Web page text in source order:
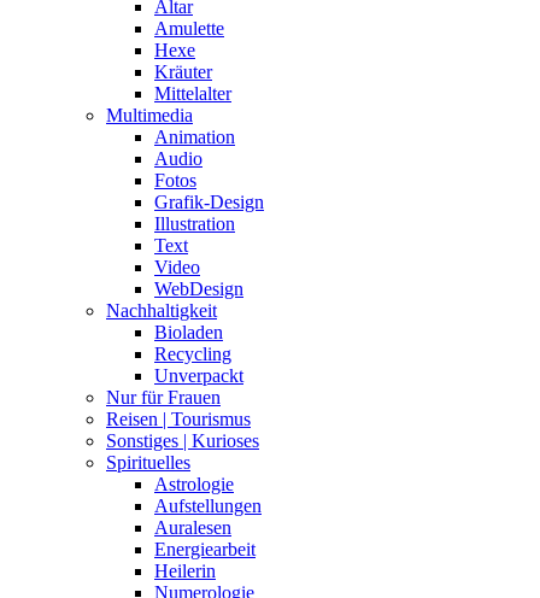
Altar
Amulette
Hexe
Kräuter
Mittelalter
Multimedia
Animation
Audio
Fotos
Grafik-Design
Illustration
Text
Video
WebDesign
Nachhaltigkeit
Bioladen
Recycling
Unverpackt
Nur für Frauen
Reisen | Tourismus
Sonstiges | Kurioses
Spirituelles
Astrologie
Aufstellungen
Auralesen
Energiearbeit
Heilerin
Numerologie